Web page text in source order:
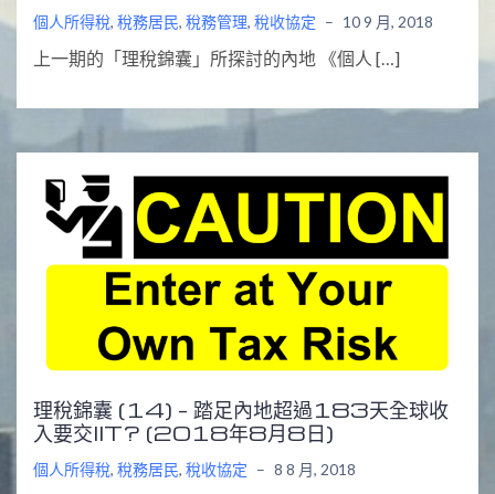
個人所得稅, 稅務居民, 稅務管理, 稅收協定 – 10 9 月, 2018
上一期的「理稅錦囊」所探討的內地 《個人 […]
理稅錦囊 (14) – 踏足內地超過183天全球收
入要交IIT? (2018年8月8日)
個人所得稅, 稅務居民, 稅收協定 – 8 8 月, 2018